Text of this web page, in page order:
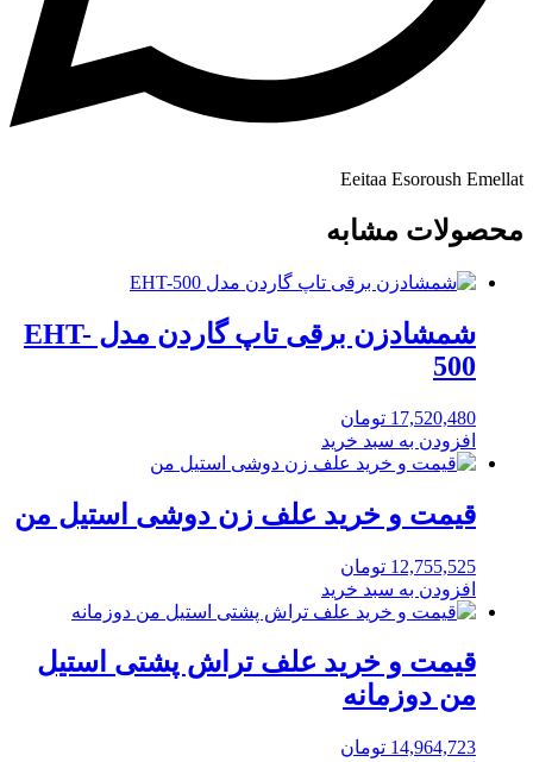
Eeitaa Esoroush Emellat
محصولات مشابه
شمشادزن برقی تاپ گاردن مدل EHT-
500
17,520,480 تومان
افزودن به سبد خرید
قیمت و خرید علف زن دوشی استیل من
12,755,525 تومان
افزودن به سبد خرید
قیمت و خرید علف تراش پشتی استیل
من دوزمانه
14,964,723 تومان